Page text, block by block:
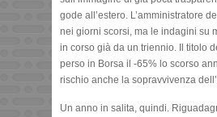
gode all’estero. L’amministratore
nei giorni scorsi, ma le indagini su
in corso già da un triennio. Il titolo
perso in Borsa il -65% lo scorso
rischio anche la sopravvivenza
Un anno in salita, quindi.